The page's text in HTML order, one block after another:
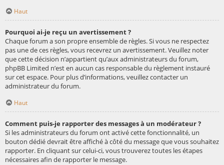
Haut
Pourquoi ai-je reçu un avertissement ?
Chaque forum a son propre ensemble de règles. Si vous ne respectez
pas une de ces règles, vous recevrez un avertissement. Veuillez noter
que cette décision n’appartient qu’aux administrateurs du forum,
phpBB Limited n’est en aucun cas responsable du règlement instauré
sur cet espace. Pour plus d’informations, veuillez contacter un
administrateur du forum.
Haut
Comment puis-je rapporter des messages à un modérateur ?
Si les administrateurs du forum ont activé cette fonctionnalité, un
bouton dédié devrait être affiché à côté du message que vous souhaitez
rapporter. En cliquant sur celui-ci, vous trouverez toutes les étapes
nécessaires afin de rapporter le message.